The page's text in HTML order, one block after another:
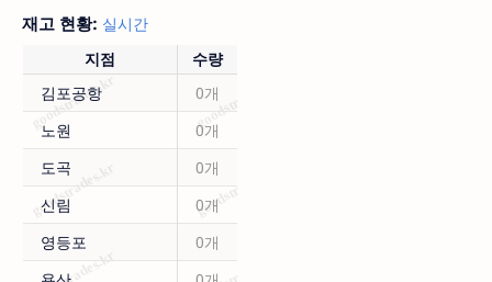
재고 현황: 실시간
지점
수량
김포공항
0개
노원
0개
도곡
0개
신림
0개
영등포
0개